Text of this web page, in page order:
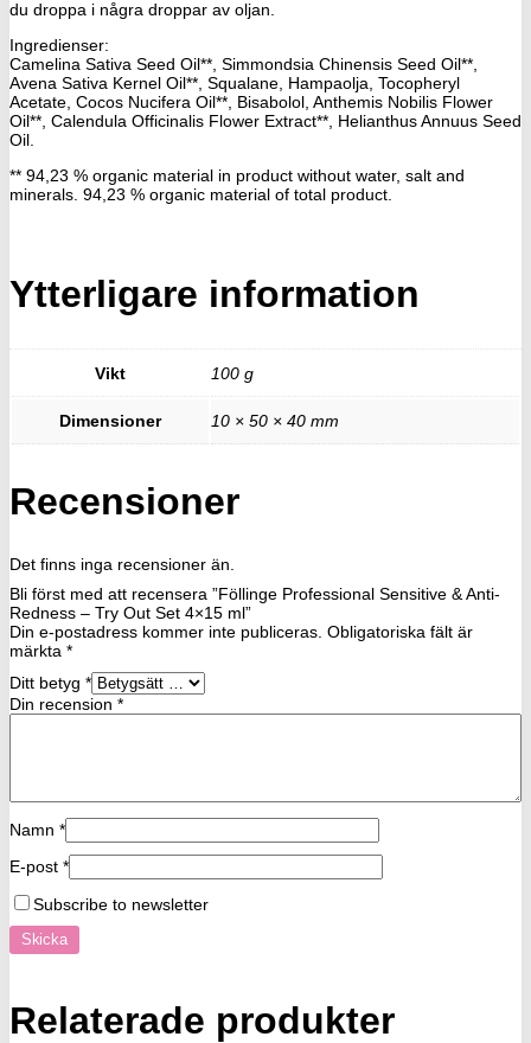
du droppa i några droppar av oljan.
Ingredienser:
Camelina Sativa Seed Oil**, Simmondsia Chinensis Seed Oil**,
Avena Sativa Kernel Oil**, Squalane, Hampaolja, Tocopheryl
Acetate, Cocos Nucifera Oil**, Bisabolol, Anthemis Nobilis Flower
Oil**, Calendula Officinalis Flower Extract**, Helianthus Annuus Seed
Oil.
** 94,23 % organic material in product without water, salt and
minerals. 94,23 % organic material of total product.
Ytterligare information
Vikt 100 g
Dimensioner 10 × 50 × 40 mm
Recensioner
Det finns inga recensioner än.
Bli först med att recensera ”Föllinge Professional Sensitive & Anti-
Redness – Try Out Set 4×15 ml”
Din e-postadress kommer inte publiceras. Obligatoriska fält är
märkta *
Ditt betyg *
Din recension *
Namn *
E-post *
Subscribe to newsletter
Relaterade produkter